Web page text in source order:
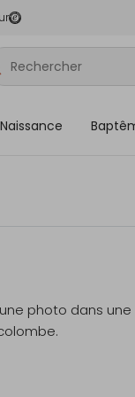
Naissance
photo dans une